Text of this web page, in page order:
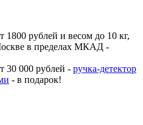
1800 рублей и весом до 10 кг,
в пределах МКАД -
30 000 рублей - ручка-детектор
- в подарок!